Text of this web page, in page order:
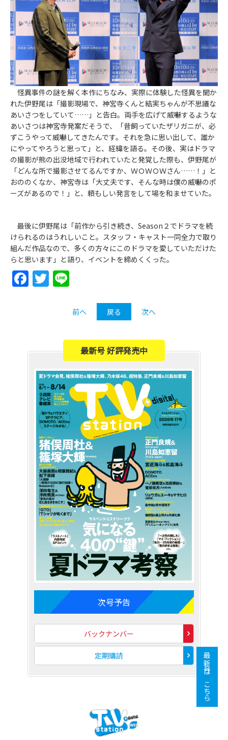
怪異事件の謎を解く本作にちなみ、実際に体験した怪異を聞か
れた伊野尾は「撮影現場で、神宮寺くんと結実ちゃんが不思議な
あいさつをしていて……」と告白。両手を広げて威嚇するような
あいさつは神宮寺発案だそうで、「昔飼っていたザリガニが、必
ずこうやって威嚇してきたんです。それを急に思い出して、誰か
にやってやろうと思って」と、経緯を語る。その後、実はドラマ
の撮影が熊の出没地域で行われていたと発覚した際も、伊野尾が
「どんな所で撮影させてるんですか、ＷＯＷＯＷさん……！」と
おののくなか、神宮寺は「大丈夫です、そんな時は僕の威嚇のポ
ーズがあるので！」と、頼もしい発言をして場を和ませていた。
最後に伊野尾は「前作から引き続き、Season２でドラマを続
けられるのはうれしいこと。スタッフ・キャスト一同全力で取り
組んだ作品なので、多くの方々にこのドラマを愛していただけた
らと思います」と語り、イベントを締めくくった。
Facebook
Twitter
前へ 戻る 次へ
最新号 好評発売中
次号予告
バックナンバー
定期購読 最新号はこちら